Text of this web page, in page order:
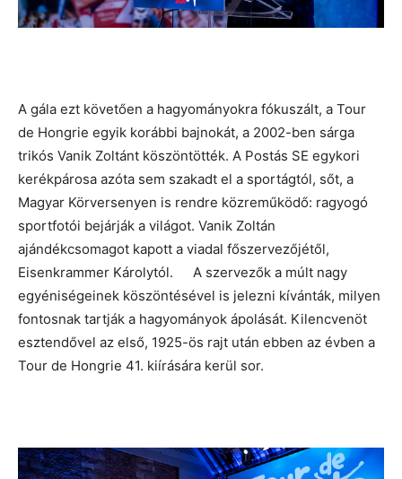
A gála ezt követően a hagyományokra fókuszált, a Tour
de Hongrie egyik korábbi bajnokát, a 2002-ben sárga
trikós Vanik Zoltánt köszöntötték. A Postás SE egykori
kerékpárosa azóta sem szakadt el a sportágtól, sőt, a
Magyar Körversenyen is rendre közreműködő: ragyogó
sportfotói bejárják a világot. Vanik Zoltán
ajándékcsomagot kapott a viadal főszervezőjétől,
Eisenkrammer Károlytól. A szervezők a múlt nagy
egyéniségeinek köszöntésével is jelezni kívánták, milyen
fontosnak tartják a hagyományok ápolását. Kilencvenöt
esztendővel az első, 1925-ös rajt után ebben az évben a
Tour de Hongrie 41. kiírására kerül sor.